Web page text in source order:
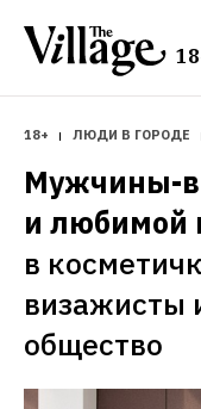
18+ ЛЮДИ В ГОРОДЕ
Мужчины-
и любимой
в
визажисты
общество